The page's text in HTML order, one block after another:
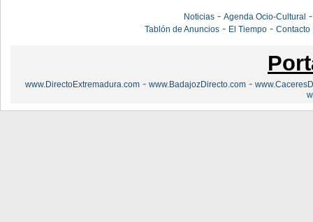
Noticias -Agenda Ocio-Cultural
Tablón de Anuncios - El Tiempo -Contacto
www.DirectoExtremadura.com - www.BadajozDirecto.com -